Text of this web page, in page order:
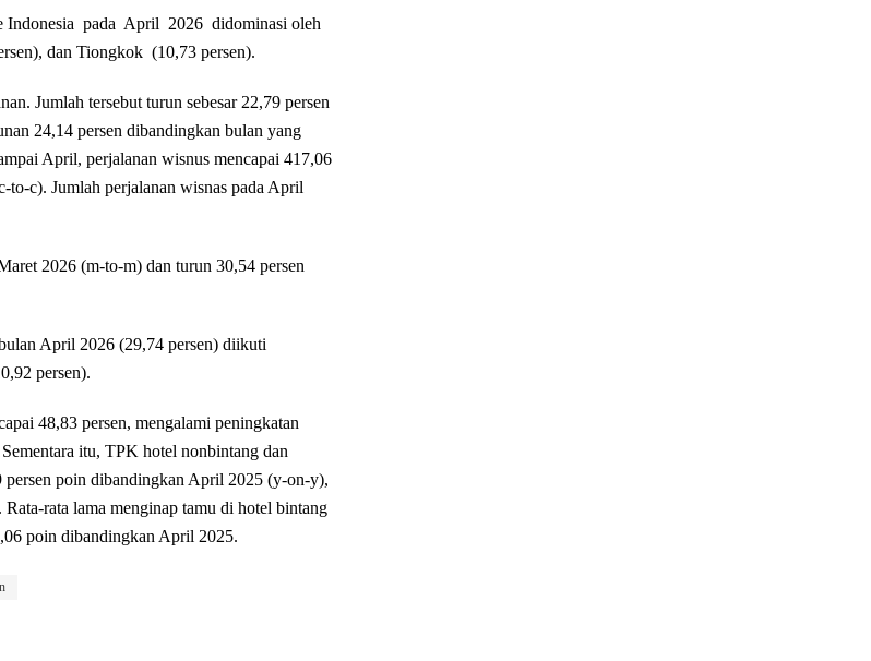
Indonesia pada April 2026 didominasi oleh
dan Tiongkok (10,73 persen).
Jumlah tersebut turun sebesar 22,79 persen
24,14 persen dibandingkan bulan yang
April, perjalanan wisnus mencapai 417,06
to-c). Jumlah perjalanan wisnas pada April
2026 (m-to-m) dan turun 30,54 persen
April 2026 (29,74 persen) diikuti
persen).
48,83 persen, mengalami peningkatan
itu, TPK hotel nonbintang dan
persen poin dibandingkan April 2025 (y-on-y),
rata lama menginap tamu di hotel bintang
poin dibandingkan April 2025.